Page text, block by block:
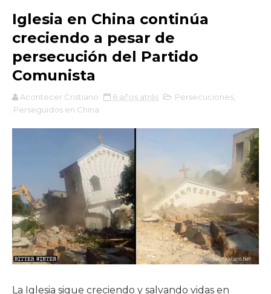
Iglesia en China continúa
creciendo a pesar de
persecución del Partido
Comunista
Acontecer Cristiano 6 años atrás Persecuciones
Perseguidos en China
La Iglesia sigue creciendo y salvando vidas en